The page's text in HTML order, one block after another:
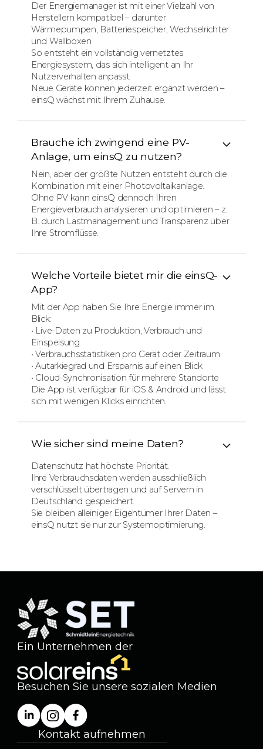
Der Energiemanager ist mit einer Vielzahl von
Herstellern kompatibel – darunter
Wärmepumpen, Batteriespeicher, Wechselrichter
und Wallboxen.
So entsteht ein vollständig vernetztes
Energiesystem, das sich intelligent an Ihr
Nutzerverhalten anpasst.
Neue Geräte können jederzeit ergänzt werden –
einsQ wächst mit Ihrem Zuhause.
Brauche ich zwingend eine PV-
Anlage, um einsQ zu nutzen?
Nein, aber der größte Nutzen entsteht durch die
Kombination mit einer Photovoltaikanlage.
Ohne PV kann einsQ dennoch Ihren
Energieverbrauch analysieren und optimieren – z.
B. durch Lastmanagement und Transparenz über
Ihre Stromflüsse.
Welche Vorteile bietet mir die einsQ-
App?
Mit der App haben Sie Ihre Energie immer im
Blick:
• Live-Daten zu Produktion, Verbrauch und
Einspeisung
• Verbrauchsstatistiken pro Gerät oder Zeitraum
• Autarkiegrad und Ersparnis auf einen Blick
• Cloud-Synchronisation für mehrere Standorte
Die App ist verfügbar für iOS & Android und lässt
sich mit wenigen Klicks einrichten.
Wie sicher sind meine Daten?
Datenschutz hat höchste Priorität.
Ihre Verbrauchsdaten werden ausschließlich
verschlüsselt übertragen und auf Servern in
Deutschland gespeichert.
Sie bleiben alleiniger Eigentümer Ihrer Daten –
einsQ nutzt sie nur zur Systemoptimierung.
Ein Unternehmen der
Besuchen Sie unsere sozialen Medien
Kontakt aufnehmen